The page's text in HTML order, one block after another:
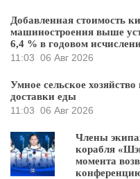
Добавленная стоимость
машиностроения выше
6,4 % в годовом
11:03 06 Авг 2026
Умное сельское
доставки еды
11:03 06 Авг 2026
Члены
корабля
момента